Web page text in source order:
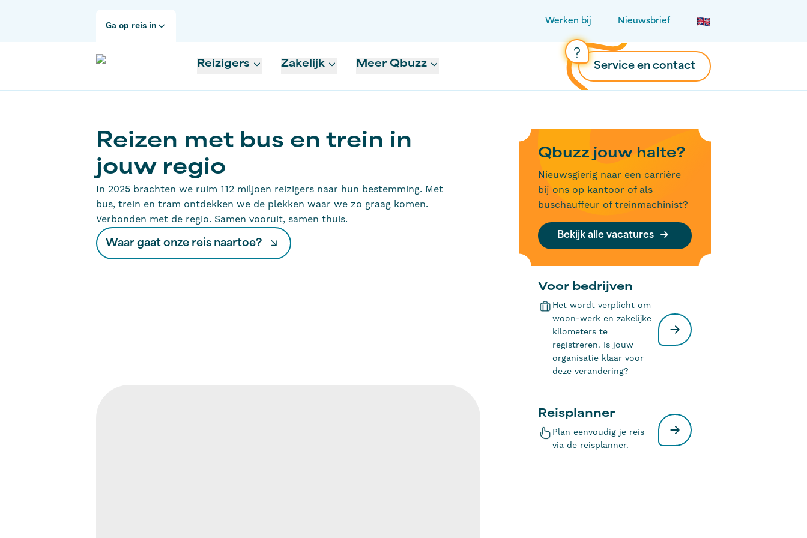
Ga op reis in Werken bij Nieuwsbrief
Reizigers Zakelijk Meer Qbuzz Service en contact
Reizen met bus en trein in
jouw regio
In 2025 brachten we ruim 112 miljoen reizigers naar hun bestemming. Met
bus, trein en tram ontdekken we de plekken waar we zo graag komen.
Verbonden met de regio. Samen vooruit, samen thuis.
Waar gaat onze reis naartoe?
Qbuzz jouw halte?
Nieuwsgierig naar een carrière
bij ons op kantoor of als
buschauffeur of treinmachinist?
Bekijk alle vacatures
Voor bedrijven
Het wordt verplicht om
woon-werk en zakelijke
kilometers te
registreren. Is jouw
organisatie klaar voor
deze verandering?
Reisplanner
Plan eenvoudig je reis
via de reisplanner.